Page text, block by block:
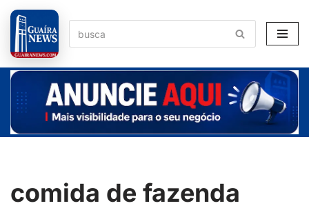
Pular
para
o
conteúdo
comida de fazenda